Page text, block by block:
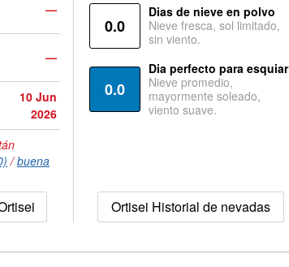
—
—
10 Jun
2026
/buena
0.0
Dias de nieve en polvo
Nieve fresca, sol limitado,
sin viento.
0.0
Dia perfecto para esquiar
Nieve promedio,
mayormente soleado,
viento suave.
Ortisei Historial de nevadas